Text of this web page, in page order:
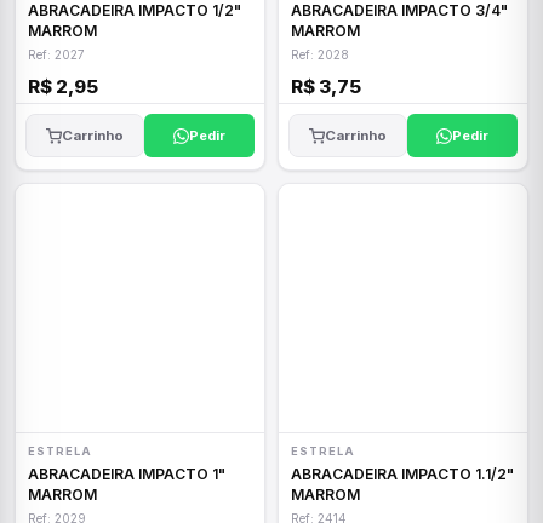
ABRACADEIRA IMPACTO 1/2"
MARROM
Ref: 2027
R$ 2,95
Carrinho Pedir
ABRACADEIRA IMPACTO 3/4"
MARROM
Ref: 2028
R$ 3,75
Carrinho Pedir
ESTRELA
ABRACADEIRA IMPACTO 1"
MARROM
Ref: 2029
ESTRELA
ABRACADEIRA IMPACTO 1.1/2"
MARROM
Ref: 2414